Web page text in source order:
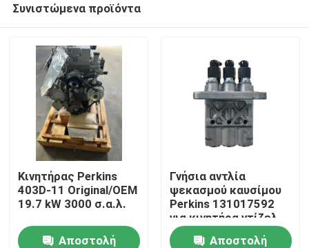
Αρχική Σελίδα
Συνιστώμενα προϊόντα
Κινητήρας Perkins
403D-11 Original/OEM
19.7 kW 3000 σ.α.λ.
Αποστολή
Γνήσια αντλία
ψεκασμού καυσίμου
Perkins 131017592
για κινητήρα ντίζελ
403D
Αποστολή